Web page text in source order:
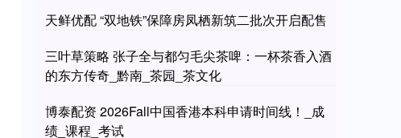
天鲜优配 “双地铁”保障房凤栖新筑二批次开启配售
三叶草策略 张子全与都匀毛尖茶啤：一杯茶香入酒
的东方传奇_黔南_茶园_茶文化
博泰配资 2026Fall中国香港本科申请时间线！_成
绩_课程_考试